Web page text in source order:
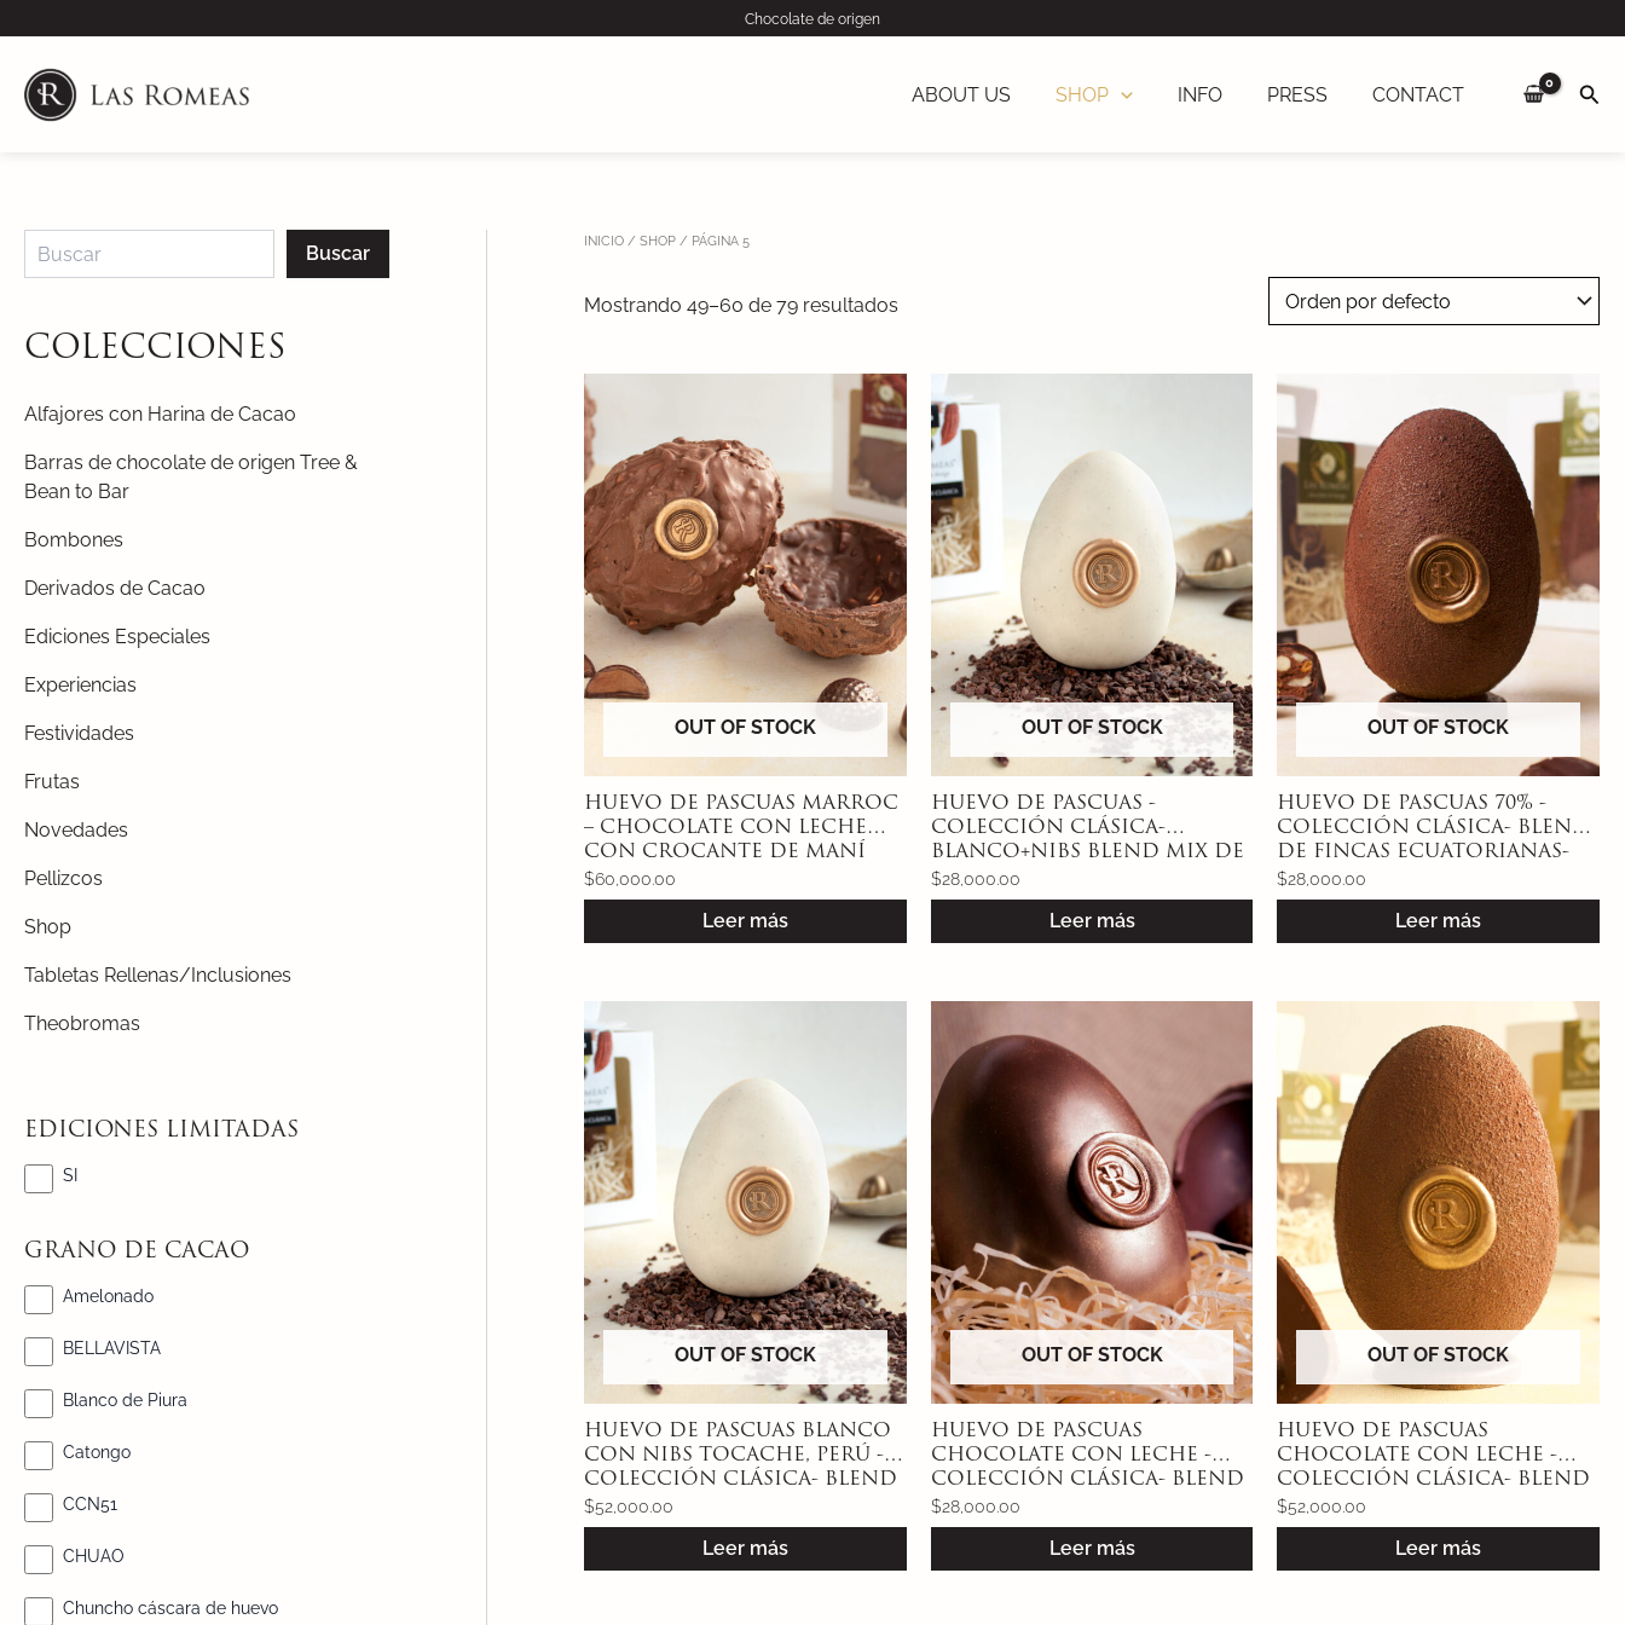
content
Chocolate de origen
ABOUT US SHOP INFO PRESS CONTACT
Buscar
COLECCIONES
Alfajores con Harina de Cacao
Barras de chocolate de origen Tree &
Bean to Bar
Bombones
Derivados de Cacao
Ediciones Especiales
Experiencias
Festividades
Frutas
Novedades
Pellizcos
Shop
Tabletas Rellenas/Inclusiones
Theobromas
EDICIONES LIMITADAS
SI
GRANO DE CACAO
Amelonado
BELLAVISTA
Blanco de Piura
Catongo
CCN51
CHUAO
Chuncho cáscara de huevo
INICIO /SHOP / PÁGINA 5
Mostrando 49–60 de 79 resultados
OUT OF STOCK
HUEVO DE PASCUAS MARROC
– CHOCOLATE CON LECHE
CON CROCANTE DE MANÍ
$60,000.00
Leer más
OUT OF STOCK
HUEVO DE PASCUAS -
COLECCIÓN CLÁSICA-
BLANCO+NIBS BLEND MIX DE
GRANOS PERUANOS
$28,000.00
Leer más
OUT OF STOCK
HUEVO DE PASCUAS 70% -
COLECCIÓN CLÁSICA- BLEND
DE FINCAS ECUATORIANAS-
100g
$28,000.00
Leer más
OUT OF STOCK
HUEVO DE PASCUAS BLANCO
CON NIBS TOCACHE, PERÚ -
COLECCIÓN CLÁSICA- BLEND
PERUANO-200g con
bombones surtidos
$52,000.00
Leer más
OUT OF STOCK
HUEVO DE PASCUAS
CHOCOLATE CON LECHE -
COLECCIÓN CLÁSICA- BLEND
DE FINCAS COLOMBIANAS-
100g con bombones surtidos
$28,000.00
Leer más
OUT OF STOCK
HUEVO DE PASCUAS
CHOCOLATE CON LECHE -
COLECCIÓN CLÁSICA- BLEND
DE FINCAS COLOMBIANAS-
200g
$52,000.00
Leer más